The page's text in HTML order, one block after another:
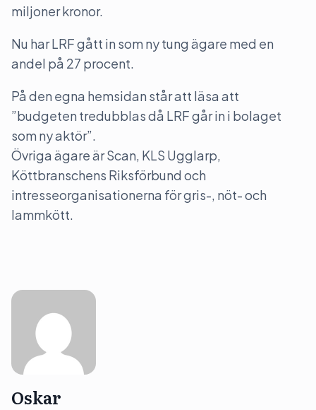
miljoner kronor.
Nu har LRF gått in som ny tung ägare med en
andel på 27 procent.
På den egna hemsidan står att läsa att
”budgeten tredubblas då LRF går in i bolaget
som ny aktör”.
Övriga ägare är Scan, KLS Ugglarp,
Köttbranschens Riksförbund och
intresseorganisationerna för gris-, nöt- och
lammkött.
Oskar